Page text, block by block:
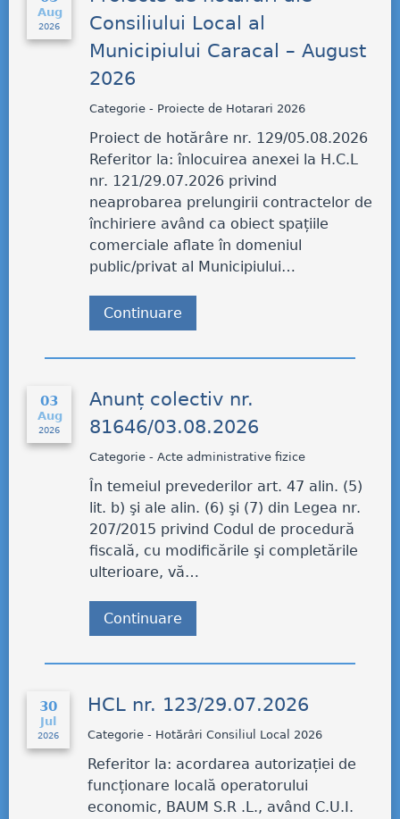
Aug
2026
Consiliului Local al
Municipiului Caracal – August
2026
Categorie - Proiecte de Hotarari 2026
Proiect de hotărâre nr. 129/05.08.2026
Referitor la: înlocuirea anexei la H.C.L
nr. 121/29.07.2026 privind
neaprobarea prelungirii contractelor de
închiriere având ca obiect spațiile
comerciale aflate în domeniul
public/privat al Municipiului…
Continuare
03
Aug
2026
Anunț colectiv nr.
81646/03.08.2026
Categorie - Acte administrative fizice
În temeiul prevederilor art. 47 alin. (5)
lit. b) şi ale alin. (6) şi (7) din Legea nr.
207/2015 privind Codul de procedură
fiscală, cu modificările şi completările
ulterioare, vă…
Continuare
30
Jul
2026
HCL nr. 123/29.07.2026
Categorie - Hotărâri Consiliul Local 2026
Referitor la: acordarea autorizației de
funcționare locală operatorului
economic, BAUM S.R .L., având C.U.I.